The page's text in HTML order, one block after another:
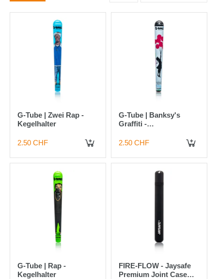
G-Tube | Zwei Rap -
Kegelhalter
2.50 CHF
G-Tube | Banksy's
Graffiti -
Kegelhalter
2.50 CHF
G-Tube | Rap -
Kegelhalter
FIRE-FLOW - Jaysafe
Premium Joint Case